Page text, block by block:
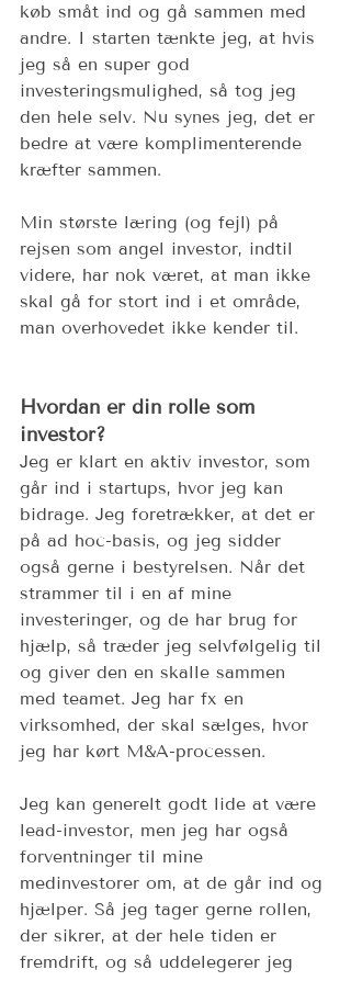
køb småt ind og gå sammen med
andre. I starten tænkte jeg, at hvis
jeg så en super god
investeringsmulighed, så tog jeg
den hele selv. Nu synes jeg, det er
bedre at være komplimenterende
kræfter sammen.
Min største læring (og fejl) på
rejsen som angel investor, indtil
videre, har nok været, at man ikke
skal gå for stort ind i et område,
man overhovedet ikke kender til.
Hvordan er din rolle som
investor?
Jeg er klart en aktiv investor, som
går ind i startups, hvor jeg kan
bidrage. Jeg foretrækker, at det er
på ad hoc-basis, og jeg sidder
også gerne i bestyrelsen. Når det
strammer til i en af mine
investeringer, og de har brug for
hjælp, så træder jeg selvfølgelig til
og giver den en skalle sammen
med teamet. Jeg har fx en
virksomhed, der skal sælges, hvor
jeg har kørt M&A-processen.
Jeg kan generelt godt lide at være
lead-investor, men jeg har også
forventninger til mine
medinvestorer om, at de går ind og
hjælper. Så jeg tager gerne rollen,
der sikrer, at der hele tiden er
fremdrift, og så uddelegerer jeg